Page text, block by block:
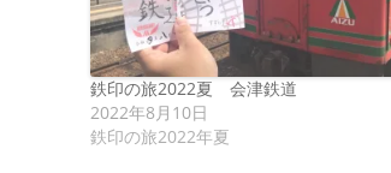
鉄印の旅2022夏 会津鉄道
2022年8月10日
鉄印の旅2022年夏